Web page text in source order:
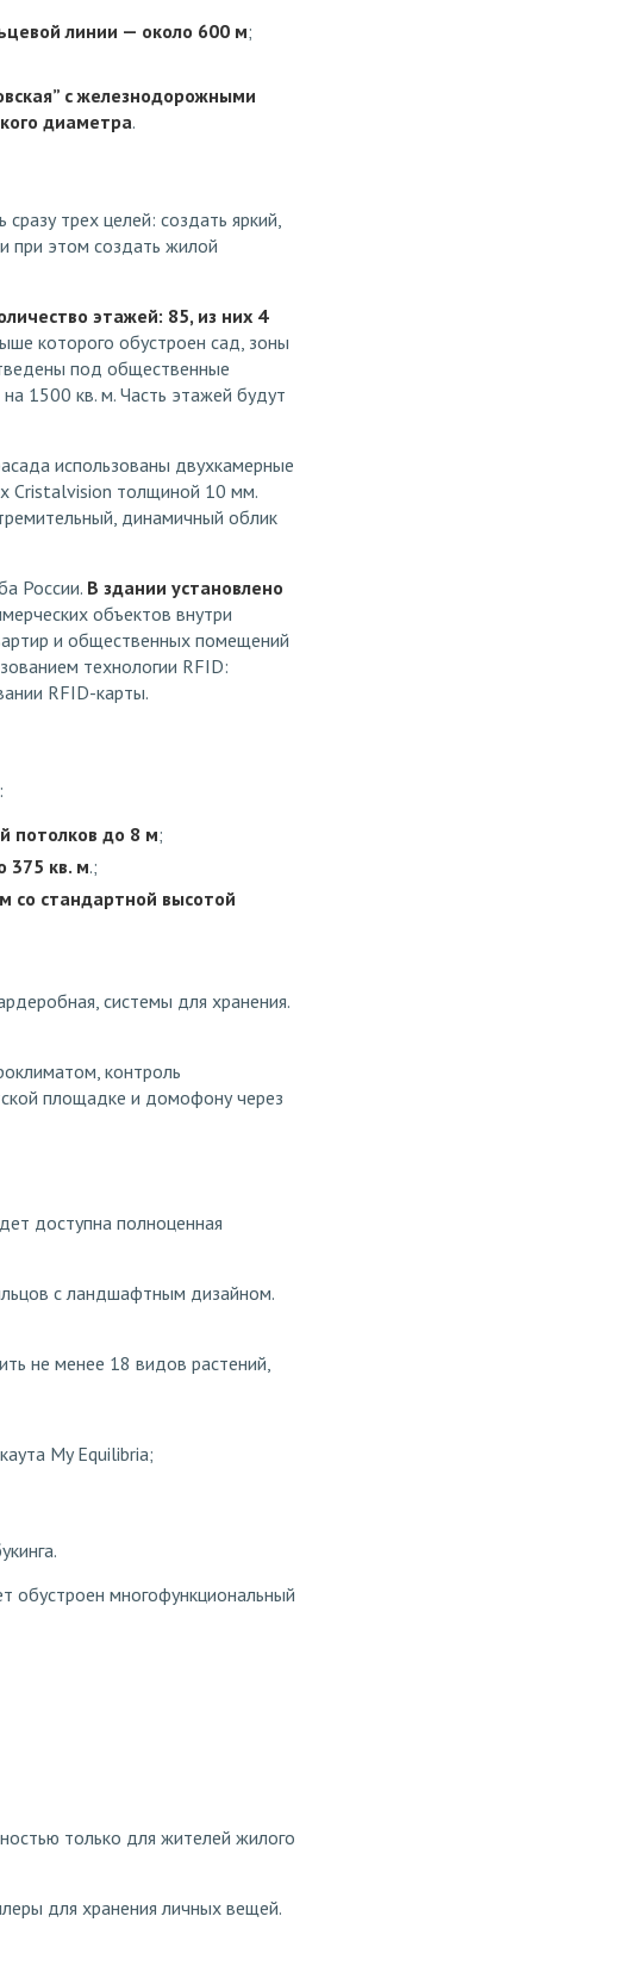
линии — около 600 м;
с железнодорожными
диаметра.
трех целей: создать яркий,
при этом создать жилой
этажей: 85, из них 4
которого обустроен сад, зоны
под общественные
1500 кв. м. Часть этажей будут
использованы двухкамерные
Cristalvision толщиной 10 мм.
динамичный облик
России. В здании установлено
объектов внутри
и общественных помещений
технологии RFID:
RFID-карты.
потолков до 8 м;
375 кв. м.;
стандартной высотой
системы для хранения.
контроль
площадке и домофону через
доступна полноценная
с ландшафтным дизайном.
не менее 18 видов растений,
My Equilibria;
обустроен многофункциональный
только для жителей жилого
для хранения личных вещей.